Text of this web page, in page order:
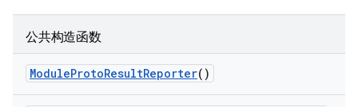
公共构造函数
ModuleProtoResultReporter()